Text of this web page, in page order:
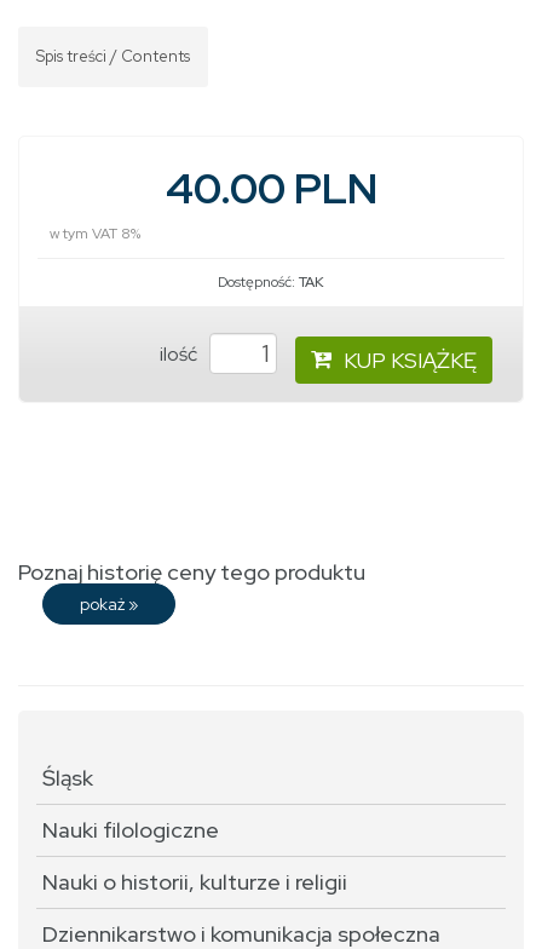
Spis treści / Contents
40.00 PLN
w tym VAT 8%
Dostępność: TAK
ilość KUP KSIĄŻKĘ
Poznaj historię ceny tego produktu
pokaż »
Śląsk
Nauki filologiczne
Nauki o historii, kulturze i religii
Dziennikarstwo i komunikacja społeczna